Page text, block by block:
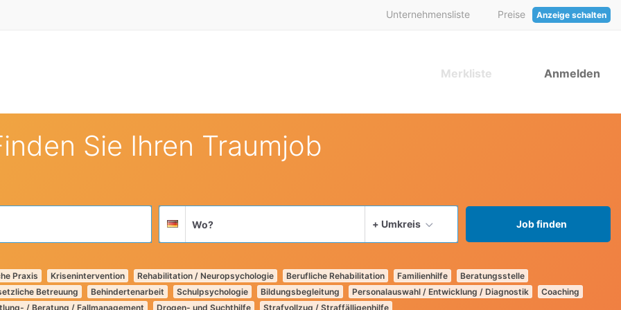
Anzeige schalten
Unternehmensliste Preise
Anmelden
Merkliste
Sie Ihren Traumjob
Deutschland
+ Umkreis
aktuellen Ort verwenden
Job finden
Praxis Krisenintervention Rehabilitation / Neuropsychologie Berufliche Rehabilitation Familienhilfe
Beratungsstelle
Betreuung Behindertenarbeit Schulpsychologie Bildungsbegleitung Personalauswahl / Entwicklung / Diagnostik
Coaching
/ Beratung / Fallmanagement Drogen- und Suchthilfe Strafvollzug / Straffälligenhilfe